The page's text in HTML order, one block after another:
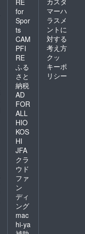
for
Spor
ts
CAM
PFI
RE
ふる
さと
納税
AD
FOR
ALL
HIO
KOS
HI
JFA
クラ
ウド
ファ
ン
ディ
ング
mac
hi-ya
マーハ
ラスメ
ントに
対する
考え方
クッ
キーポ
リシー